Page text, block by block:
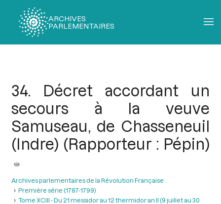
ARCHIVES
PARLEMENTAIRES
34. Décret accordant un
secours à la veuve
Samuseau, de Chasseneuil
(Indre) (Rapporteur : Pépin)
Archives parlementaires de la Révolution Française
Première série (1787-1799)
Tome XCIII - Du 21 messidor au 12 thermidor an II (9 juillet au 30